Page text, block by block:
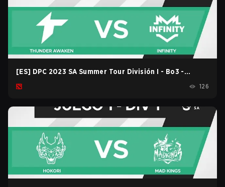
[ES] DPC 2023 SA Summer Tour División I - Bo3 -
Thunder Awaken vs Infinity game 1
126